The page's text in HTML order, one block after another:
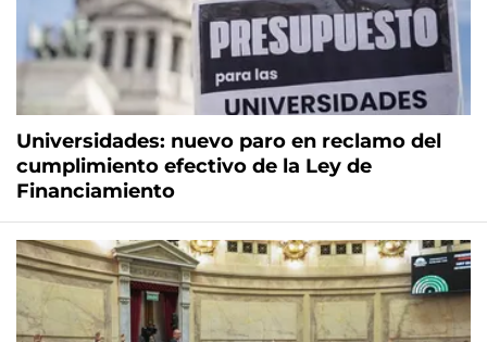
Universidades: nuevo paro en reclamo del
cumplimiento efectivo de la Ley de
Financiamiento